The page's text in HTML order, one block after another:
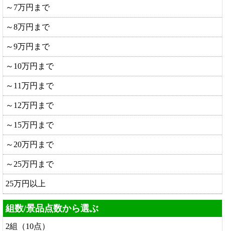
～7万円まで
～8万円まで
～9万円まで
～10万円まで
～11万円まで
～12万円まで
～15万円まで
～20万円まで
～25万円まで
25万円以上
組数/景品点数から選ぶ
2組（10点）